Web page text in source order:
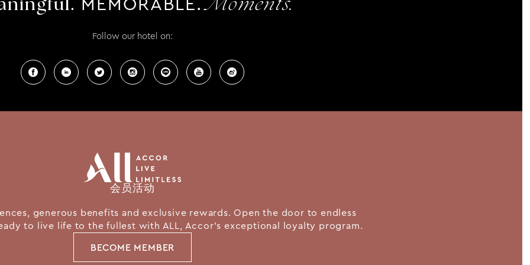
Moments.
Follow our hotel on:
会员活动
generous benefits and exclusive rewards. Open the door to endless
to live life to the fullest with ALL, Accor's exceptional loyalty program.
BECOME MEMBER